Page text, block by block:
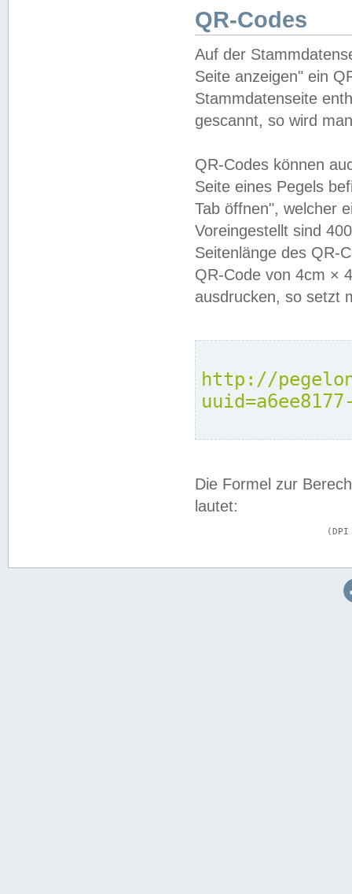
QR-Codes
Auf der
Seite anzeigen" ein
Stammdatenseite
gescannt, so wird
QR-Codes können
Seite eines Pegels
Tab öffnen", welcher
Voreingestellt sind
Seitenlänge des QR-
QR-Code von 4cm ×
ausdrucken, so setzt
http://
Die Formel zur
lautet: